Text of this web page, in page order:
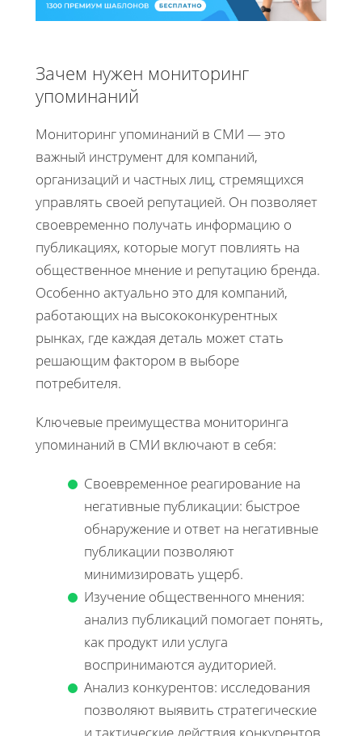
Зачем нужен мониторинг
упоминаний
Мониторинг упоминаний в СМИ — это
важный инструмент для компаний,
организаций и частных лиц, стремящихся
управлять своей репутацией. Он позволяет
своевременно получать информацию о
публикациях, которые могут повлиять на
общественное мнение и репутацию бренда.
Особенно актуально это для компаний,
работающих на высококонкурентных
рынках, где каждая деталь может стать
решающим фактором в выборе
потребителя.
Ключевые преимущества мониторинга
упоминаний в СМИ включают в себя:
Своевременное реагирование на
негативные публикации: быстрое
обнаружение и ответ на негативные
публикации позволяют
минимизировать ущерб.
Изучение общественного мнения:
анализ публикаций помогает понять,
как продукт или услуга
воспринимаются аудиторией.
Анализ конкурентов: исследования
позволяют выявить стратегические
и тактические действия конкурентов.